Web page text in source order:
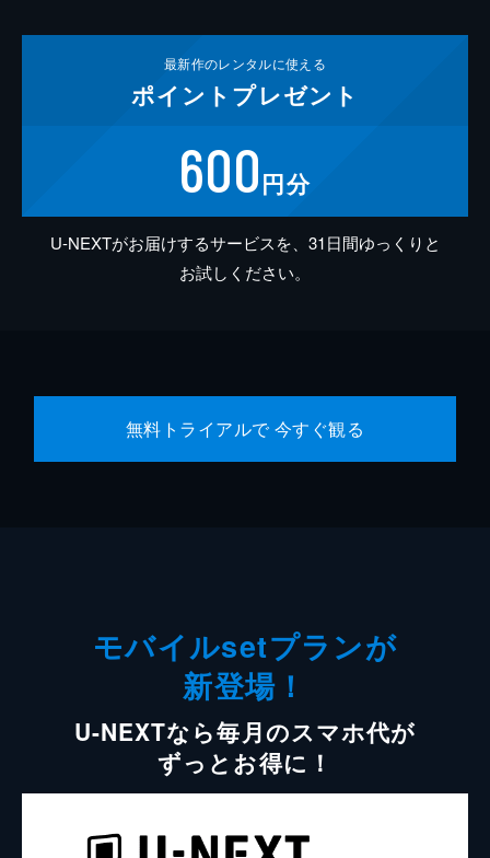
最新作のレンタルに使える
ポイント プレゼント
600円分
U-NEXTがお届けするサービスを、31日間ゆっくりと
お試しください。
無料トライアルで 今すぐ観る
モバイルsetプランが
新登場！
U-NEXTなら毎月のスマホ代が
ずっとお得に！